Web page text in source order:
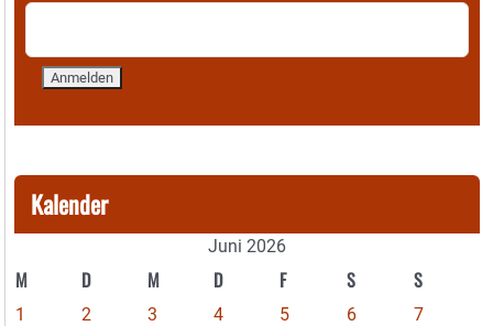
Kalender
Juni 2026
M D M D F S S
1 2 3 4 5 6
7